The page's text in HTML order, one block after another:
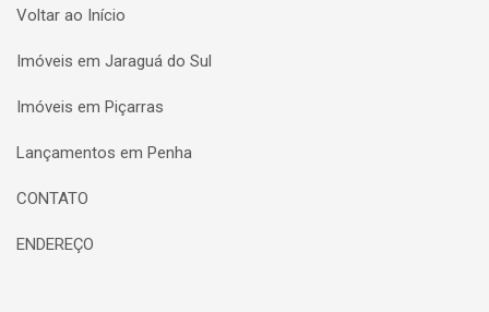
Voltar ao Início
Imóveis em Jaraguá do Sul
Imóveis em Piçarras
Lançamentos em Penha
CONTATO
ENDEREÇO